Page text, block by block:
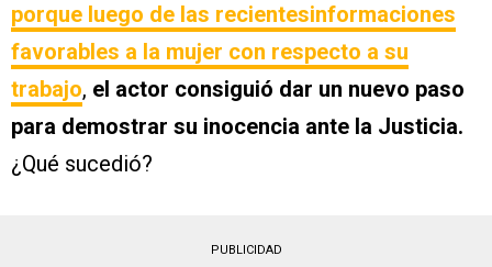
porque luego de las recientesinformaciones
favorables a la mujer con respecto a su
trabajo, el actor consiguió dar un nuevo paso
para demostrar su inocencia ante la Justicia.
¿Qué sucedió?
PUBLICIDAD